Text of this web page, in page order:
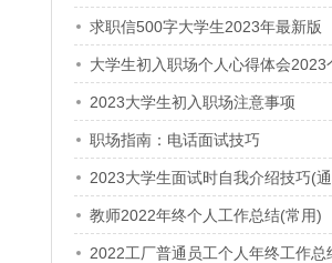
求职信500字大学生2023年最新版
大学生初入职场个人心得体会2023
2023大学生初入职场注意事项
职场指南：电话面试技巧
2023大学生面试时自我介绍技巧(
教师2022年终个人工作总结(常用)
2022工厂普通员工个人年终工作总